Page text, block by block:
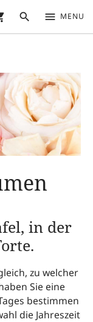
search menu MENU
in der
zu welcher
Sie eine
bestimmen
die Jahreszeit